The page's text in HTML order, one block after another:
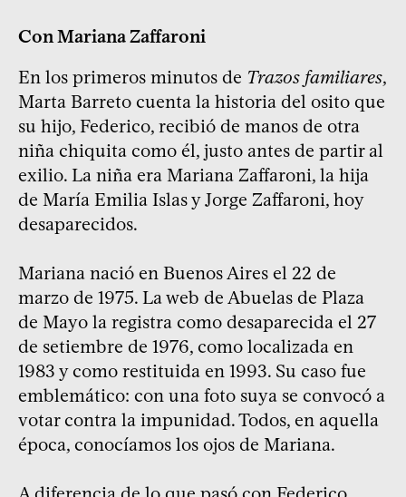
Con Mariana Zaffaroni
En los primeros minutos de Trazos familiares,
Marta Barreto cuenta la historia del osito que
su hijo, Federico, recibió de manos de otra
niña chiquita como él, justo antes de partir al
exilio. La niña era Mariana Zaffaroni, la hija
de María Emilia Islas y Jorge Zaffaroni, hoy
desaparecidos.
Mariana nació en Buenos Aires el 22 de
marzo de 1975. La web de Abuelas de Plaza
de Mayo la registra como desaparecida el 27
de setiembre de 1976, como localizada en
1983 y como restituida en 1993. Su caso fue
emblemático: con una foto suya se convocó a
votar contra la impunidad. Todos, en aquella
época, conocíamos los ojos de Mariana.